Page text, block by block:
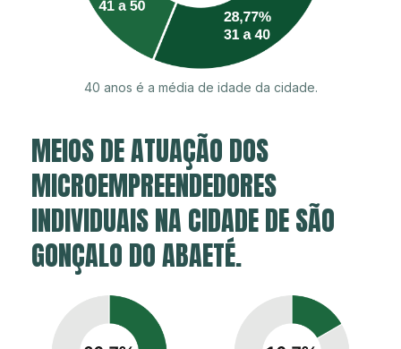
40 anos é a média de idade da cidade.
MEIOS DE ATUAÇÃO DOS
MICROEMPREENDEDORES
INDIVIDUAIS NA CIDADE DE SÃO
GONÇALO DO ABAETÉ.